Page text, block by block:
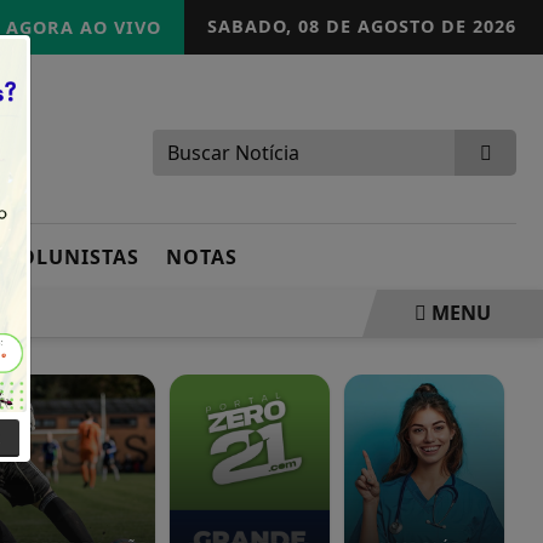
SABADO, 08 DE AGOSTO DE 2026
AGORA AO VIVO
COLUNISTAS NOTAS
MENU